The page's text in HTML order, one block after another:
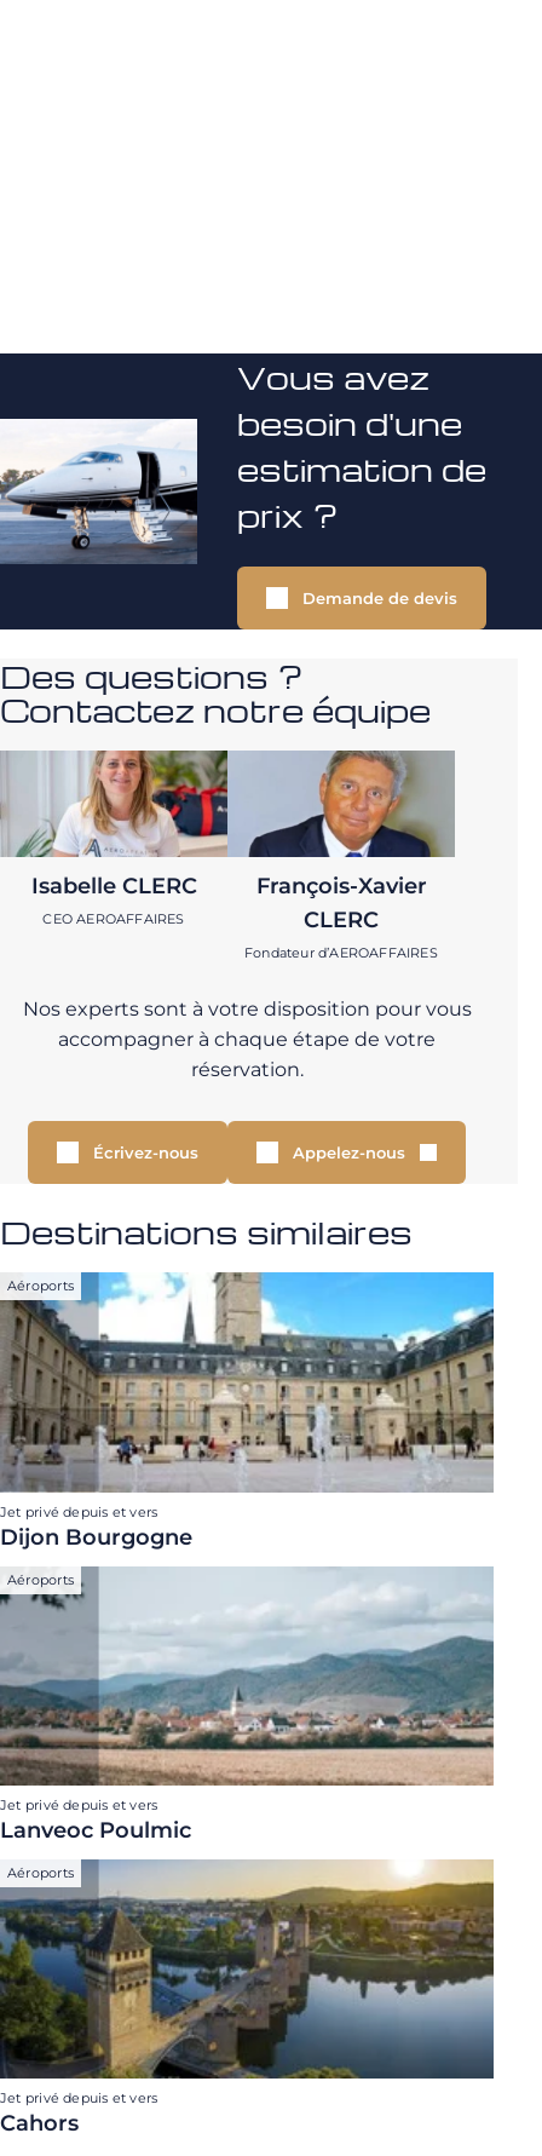
Vous avez
besoin d'une
estimation de
prix ?
Demande de devis
Des questions ?
Contactez notre équipe
Isabelle CLERC
CEO AEROAFFAIRES
François-Xavier
CLERC
Fondateur d’AEROAFFAIRES
Nos experts sont à votre disposition pour vous
accompagner à chaque étape de votre
réservation.
Écrivez-nous Appelez-nous
Destinations similaires
Aéroports
Jet privé depuis et vers
Dijon Bourgogne
Aéroports
Jet privé depuis et vers
Lanveoc Poulmic
Aéroports
Jet privé depuis et vers
Cahors